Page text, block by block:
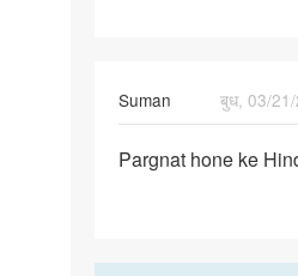
Suman
बुध, 03/
Pargnat
Pargnat hone ke